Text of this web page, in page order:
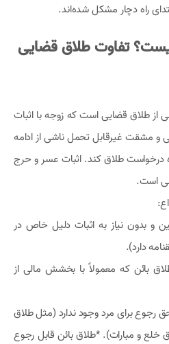
راه دچار مشکل شده‌اند.
تفاوت طلاق قضایی
طلاق قضایی است که زوجه با اثبات
و مشقت غیرقابل تحمل ناشی از ادامه
درخواست طلاق کند. اثبات عسر و حرج
است.
و بدون نیاز به اثبات دلیل خاص در
دارد).
بائن که معمولاً با بخشش مالی از
رجوع برای مرد وجود ندارد (مثل طلاق
خلع و مبارات). *طلاق بائن قابل رجوع